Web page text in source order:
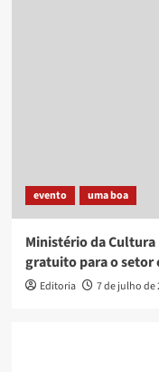
evento uma boa
Ministério da
gratuito para o setor
Editoria 7 de julho de